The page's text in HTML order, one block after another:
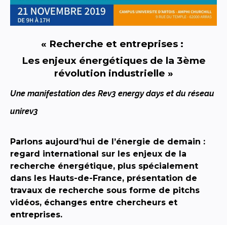
« Recherche et entreprises :
Les enjeux énergétiques de la 3ème
révolution industrielle »
Une manifestation des Rev3 energy days et du réseau
unirev3
Parlons aujourd’hui de l’énergie de demain :
regard international sur les enjeux de la
recherche énergétique, plus spécialement
dans les Hauts-de-France, présentation de
travaux de recherche sous forme de pitchs
vidéos, échanges entre chercheurs et
entreprises.